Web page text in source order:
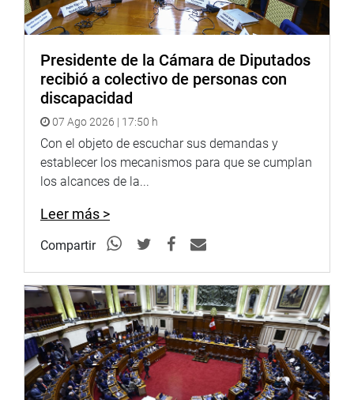
Presidente de la Cámara de Diputados
recibió a colectivo de personas con
discapacidad
07 Ago 2026 | 17:50 h
Con el objeto de escuchar sus demandas y
establecer los mecanismos para que se cumplan
los alcances de la...
Leer más >
Compartir